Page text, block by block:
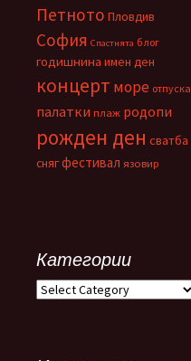
Петното Пловдив
София Спастнята блог
годишнина имен ден
концерт море отпуска
палатки плаж родопи
рожден ден сватба
снягфестивал язовир
Категории
Категории